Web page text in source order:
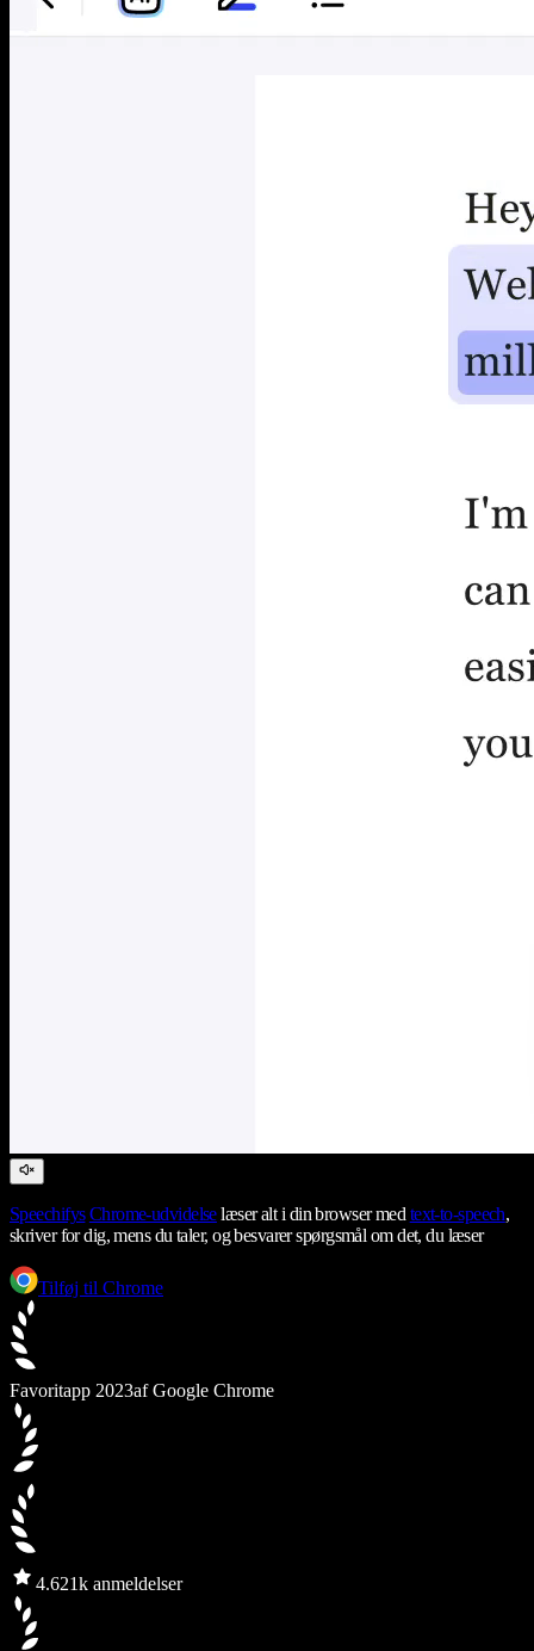
Speechifys Chrome-udvidelselæser alt i din browser med text-to-speech,
skriver for dig, mens du taler, og besvarer spørgsmål om det, du læser
Tilføj til Chrome
Favoritapp 2023af Google Chrome
4.621k anmeldelser